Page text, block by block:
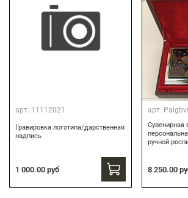
арт. 11112021
Гравировка логотипа/дарственная
надпись
1 000.00 руб
арт.
Сувенирная
ручной
8 250.00